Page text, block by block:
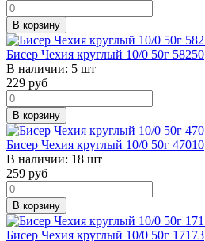
В корзину
Бисер Чехия круглый 10/0 50г 58250
В наличии: 5 шт
229 руб
В корзину
Бисер Чехия круглый 10/0 50г 47010
В наличии: 18 шт
259 руб
В корзину
Бисер Чехия круглый 10/0 50г 17173